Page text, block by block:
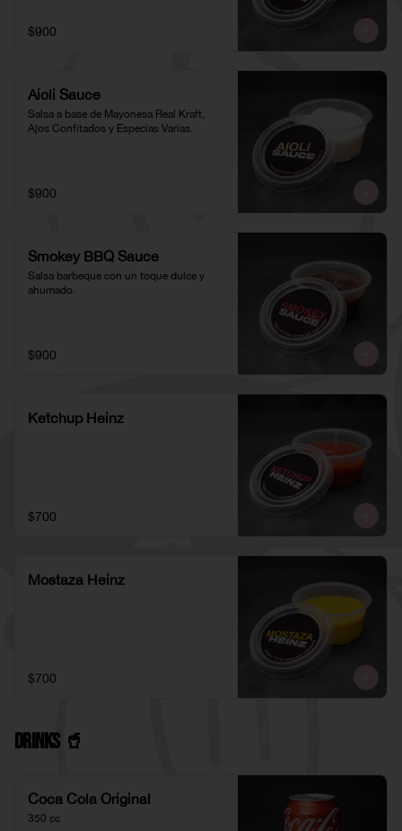
$900
Aioli Sauce
Salsa a base de Mayonesa Real Kraft,
Ajos Confitados y Especias Varias.
$900
Smokey BBQ Sauce
Salsa barbeque con un toque dulce y
ahumado.
$900
Ketchup Heinz
$700
Mostaza Heinz
$700
Drinks 🥤
Coca Cola Original
350 cc